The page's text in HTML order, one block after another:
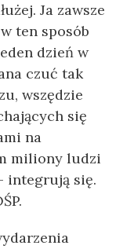
Ja zawsze
ten sposób
dzień w
czuć tak
wszędzie
się
na
miliony ludzi
integrują się.